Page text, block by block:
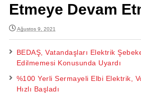
Etmeye Devam
Ağustos 9, 2021
BEDAŞ, Vatandaşları Elektrik
Edilmemesi Konusunda Uyardı
%100 Yerli Sermayeli Elbi Elektrik,
Hızlı Başladı